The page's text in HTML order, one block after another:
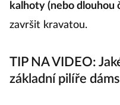
kalhoty (nebo dlouhou
završit kravatou.
TIP NA VIDEO:
základní pilíře